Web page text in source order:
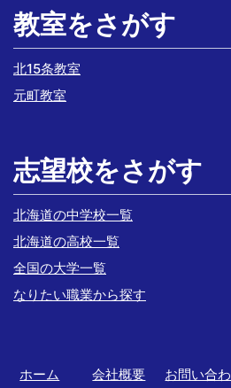
教室をさがす
北15条教室
元町教室
志望校をさがす
北海道の中学校一覧
北海道の高校一覧
全国の大学一覧
なりたい職業から探す
ホーム 会社概要 お問い合わ